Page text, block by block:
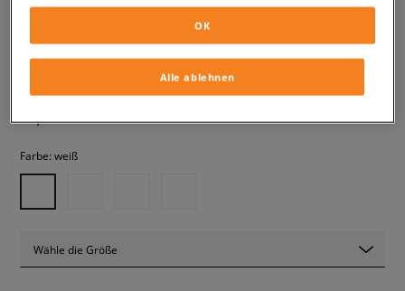
NEW BALANCE 740
kinder, sneaker
99,99 € inkl. MwSt.
Farbe: weiß
Wähle die Größe
Alle ablehnen
OK